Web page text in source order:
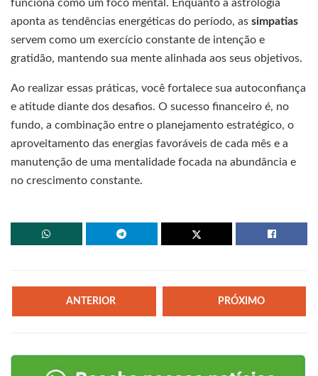
funciona como um foco mental. Enquanto a astrologia
aponta as tendências energéticas do período, as simpatias
servem como um exercício constante de intenção e
gratidão, mantendo sua mente alinhada aos seus objetivos.
Ao realizar essas práticas, você fortalece sua autoconfiança
e atitude diante dos desafios. O sucesso financeiro é, no
fundo, a combinação entre o planejamento estratégico, o
aproveitamento das energias favoráveis de cada mês e a
manutenção de uma mentalidade focada na abundância e
no crescimento constante.
ANTERIOR PRÓXIMO